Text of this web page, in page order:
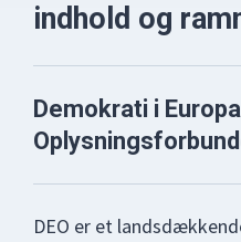
indhold og
Demokrati i Europa
DEO er et